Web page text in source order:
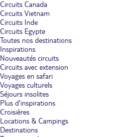
Circuits Canada
Circuits Vietnam
Circuits Inde
Circuits Egypte
Toutes nos destinations
Inspirations
Nouveautés circuits
Circuits avec extension
Voyages en safari
Voyages culturels
Séjours insolites
Plus d'inspirations
Croisières
Locations & Campings
Destinations